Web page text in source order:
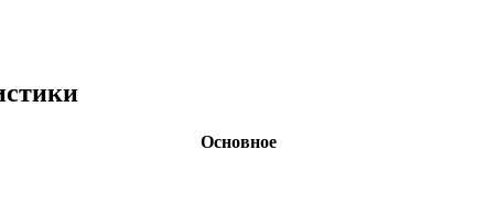
Основное